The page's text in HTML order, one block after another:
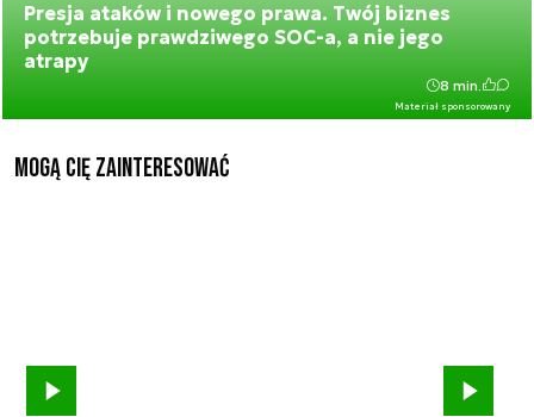
Presja ataków i nowego prawa. Twój biznes
potrzebuje prawdziwego SOC-a, a nie jego
atrapy
Materiał sponsorowany
8 min.
Mogą Cię zainteresować